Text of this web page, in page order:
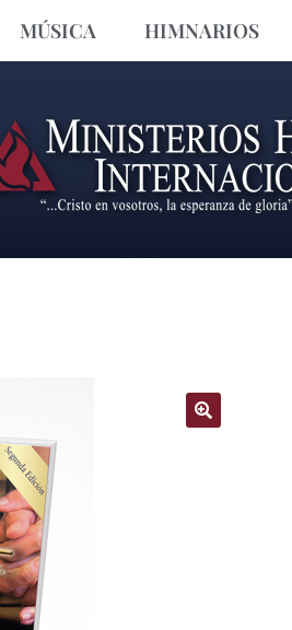
MÚSICA HIMNARIOS